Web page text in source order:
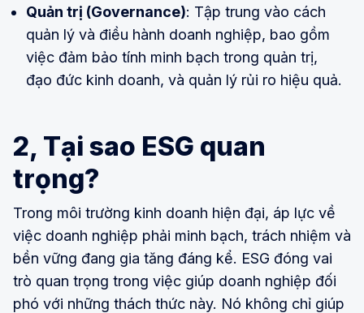
Quản trị (Governance): Tập trung vào cách
quản lý và điều hành doanh nghiệp, bao gồm
việc đảm bảo tính minh bạch trong quản trị,
đạo đức kinh doanh, và quản lý rủi ro hiệu quả.
2, Tại sao ESG quan
trọng?
Trong môi trường kinh doanh hiện đại, áp lực về
việc doanh nghiệp phải minh bạch, trách nhiệm và
bền vững đang gia tăng đáng kể. ESG đóng vai
trò quan trọng trong việc giúp doanh nghiệp đối
phó với những thách thức này. Nó không chỉ giúp